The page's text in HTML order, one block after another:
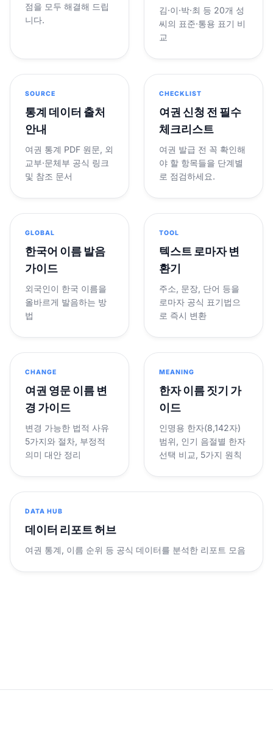
점을 모두 해결해 드립
니다.
김·이·박·최 등 20개 성
씨의 표준·통용 표기 비
교
SOURCE
통계 데이터 출처
안내
여권 통계 PDF 원문, 외
교부·문체부 공식 링크
및 참조 문서
CHECKLIST
여권 신청 전 필수
체크리스트
여권 발급 전 꼭 확인해
야 할 항목들을 단계별
로 점검하세요.
GLOBAL
한국어 이름 발음
가이드
외국인이 한국 이름을
올바르게 발음하는 방
법
TOOL
텍스트 로마자 변
환기
주소, 문장, 단어 등을
로마자 공식 표기법으
로 즉시 변환
CHANGE
여권 영문 이름 변
경 가이드
변경 가능한 법적 사유
5가지와 절차, 부정적
의미 대안 정리
MEANING
한자 이름 짓기 가
이드
인명용 한자(8,142자)
범위, 인기 음절별 한자
선택 비교, 5가지 원칙
DATA HUB
데이터 리포트 허브
여권 통계, 이름 순위 등 공식 데이터를 분석한 리포트 모음